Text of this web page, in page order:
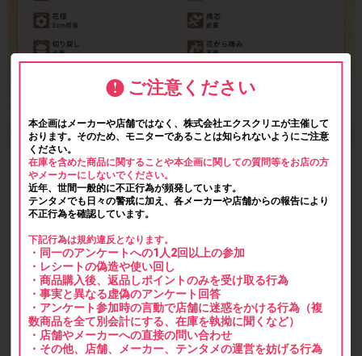
ご注意ください
本企画はメーカーや店舗ではなく、株式会社エクスクリエが主催して
おります。そのため、モニターであることは知られないようにご注意
ください。
在庫を含めた商品に関することや本企画に関しての質問等をお店の方
やメーカーにしないでください。
近年、世間一般的に不正行為が頻発しています。
テンタメでも日々の警戒に加え、各メーカーや店舗からの報告により
不正行為を確認しています。
下記行為は規約違反となります。
・同一のアンケートへの1人2回以上の参加
・レシートの偽造や使い回し
・商品購入後、返品しポイントのみを受け取る行為
・事実と異なる虚偽のアンケート回答
・アンケート参加時の言動で店舗に迷惑をかける行為（複
数商品を全て別会計にする、在庫を執拗に聞くなど）
・店舗やメーカーへの直接の問い合わせ
・その他、店舗、メーカー、テンタメの運営を妨げる行為